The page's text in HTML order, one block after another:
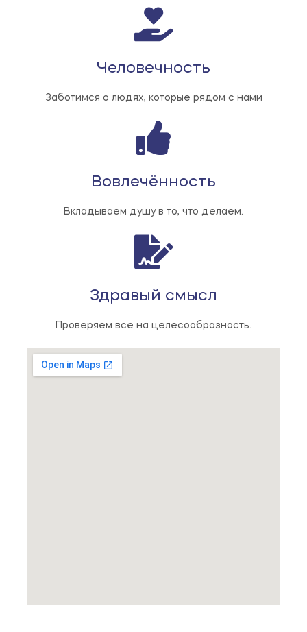
Человечность
Заботимся о людях, которые рядом с нами
Вовлечённость
Вкладываем душу в то, что делаем.
Здравый смысл
Проверяем все на целесообразность.